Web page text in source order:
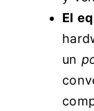
El
un